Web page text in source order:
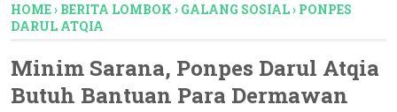
HOME› BERITA LOMBOK › GALANG SOSIAL› PONPES
DARUL ATQIA
Minim Sarana, Ponpes Darul Atqia
Butuh Bantuan Para Dermawan